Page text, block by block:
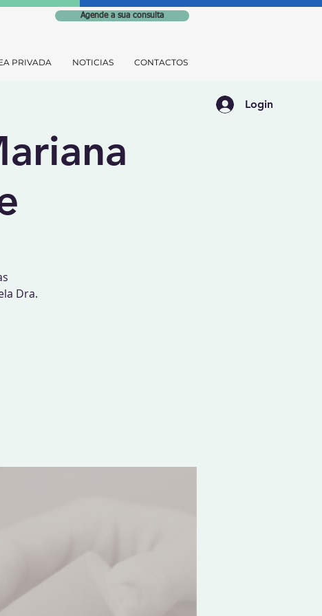
Agende a sua consulta
PRIVADA NOTICIAS CONTACTOS
Dra.
Login